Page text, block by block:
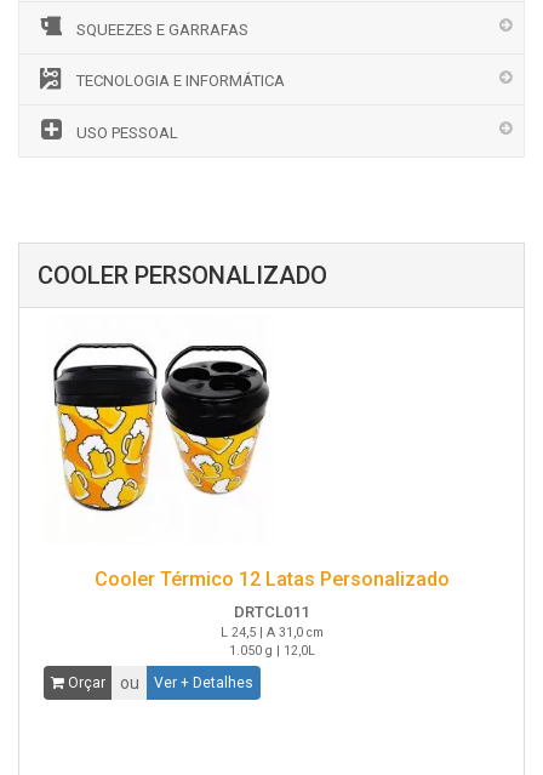
SQUEEZES E GARRAFAS
TECNOLOGIA E INFORMÁTICA
USO PESSOAL
COOLER PERSONALIZADO
Cooler Térmico 12 Latas Personalizado
DRTCL011
L 24,5 | A 31,0 cm
1.050 g | 12,0L
Orçar ou Ver + Detalhes